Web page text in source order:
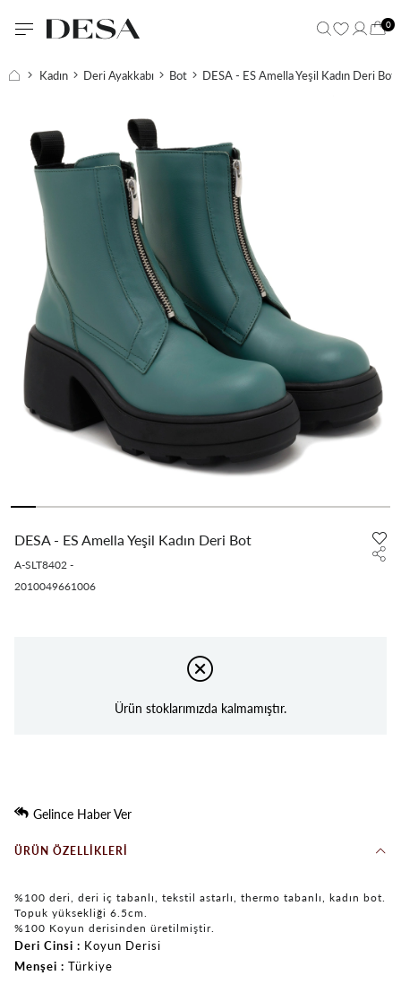
0
Kadın Deri Ayakkabı Bot DESA - ES Amella Yeşil Kadın Deri Bot
DESA - ES Amella Yeşil Kadın Deri Bot
A-SLT8402 -
2010049661006
Ürün stoklarımızda kalmamıştır.
Gelince Haber Ver
ÜRÜN ÖZELLIKLERI
%100 deri, deri iç tabanlı, tekstil astarlı, thermo tabanlı, kadın bot.
Topuk yüksekliği 6.5cm.
%100 Koyun derisinden üretilmiştir.
Deri Cinsi
Koyun Derisi
Menşei
Türkiye